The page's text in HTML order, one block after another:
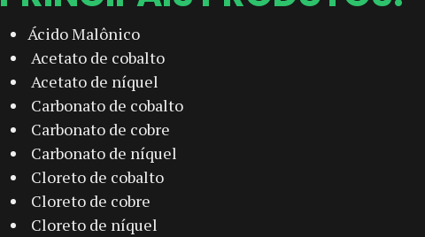
Ácido Malônico
Acetato de cobalto
Acetato de níquel
Carbonato de cobalto
Carbonato de cobre
Carbonato de níquel
Cloreto de cobalto
Cloreto de cobre
Cloreto de níquel